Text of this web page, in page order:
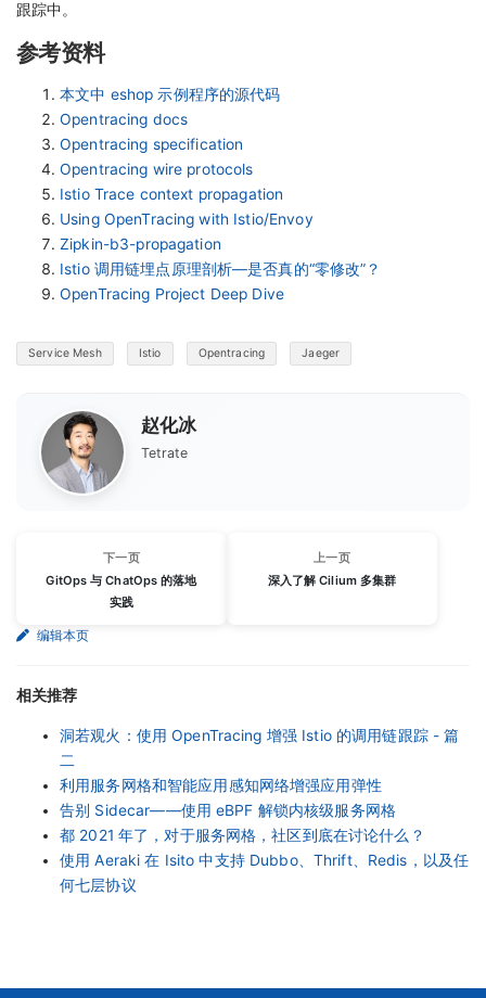
跟踪中。
参考资料
本文中 eshop 示例程序的源代码
Opentracing docs
Opentracing specification
Opentracing wire protocols
Istio Trace context propagation
Using OpenTracing with Istio/Envoy
Zipkin-b3-propagation
Istio 调用链埋点原理剖析—是否真的“零修改”？
OpenTracing Project Deep Dive
Service Mesh Istio Opentracing Jaeger
赵化冰
Tetrate
下一页
GitOps 与 ChatOps 的落地
实践
上一页
深入了解 Cilium 多集群
编辑本页
相关推荐
洞若观火：使用 OpenTracing 增强 Istio 的调用链跟踪 - 篇
二
利用服务网格和智能应用感知网络增强应用弹性
告别 Sidecar——使用 eBPF 解锁内核级服务网格
都 2021 年了，对于服务网格，社区到底在讨论什么？
使用 Aeraki 在 Isito 中支持 Dubbo、Thrift、Redis，以及任
何七层协议